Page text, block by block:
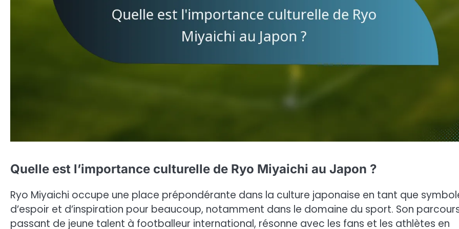
Quelle est l’importance culturelle de Ryo Miyaichi au Japon ?
Ryo Miyaichi occupe une place prépondérante dans la culture japonaise en tant que
d’espoir et d’inspiration pour beaucoup, notamment dans le domaine du sport. Son
passant de jeune talent à footballeur international, résonne avec les fans et les athlètes en